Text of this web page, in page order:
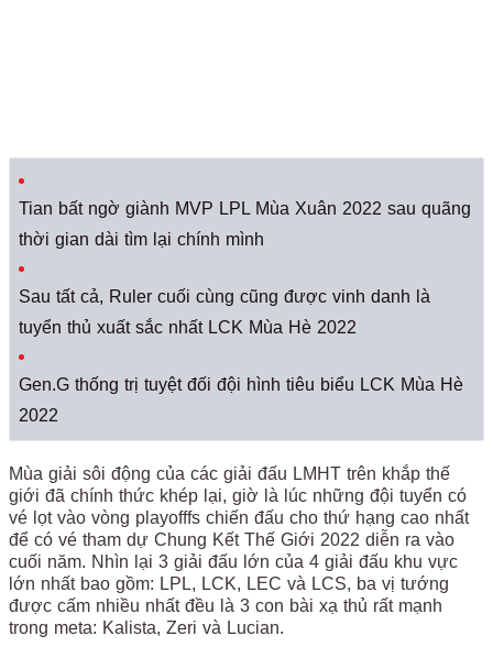
Tian bất ngờ giành MVP LPL Mùa Xuân 2022 sau quãng
thời gian dài tìm lại chính mình
Sau tất cả, Ruler cuối cùng cũng được vinh danh là
tuyển thủ xuất sắc nhất LCK Mùa Hè 2022
Gen.G thống trị tuyệt đối đội hình tiêu biểu LCK Mùa Hè
2022
Mùa giải sôi động của các giải đấu LMHT trên khắp thế
giới đã chính thức khép lại, giờ là lúc những đội tuyển có
vé lọt vào vòng playofffs chiến đấu cho thứ hạng cao nhất
để có vé tham dự Chung Kết Thế Giới 2022 diễn ra vào
cuối năm. Nhìn lại 3 giải đấu lớn của 4 giải đấu khu vực
lớn nhất bao gồm: LPL, LCK, LEC và LCS, ba vị tướng
được cấm nhiều nhất đều là 3 con bài xạ thủ rất mạnh
trong meta: Kalista, Zeri và Lucian.